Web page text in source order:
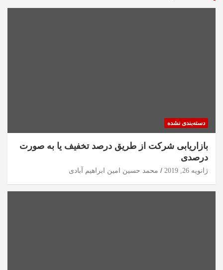
دسته‌بندی نشده
بازاریابی شرکت از طریق درصد تخفیف یا به صورت
درصدی
ژانویه 26, 2019 محمد حسین امین ابراهیم آبادی